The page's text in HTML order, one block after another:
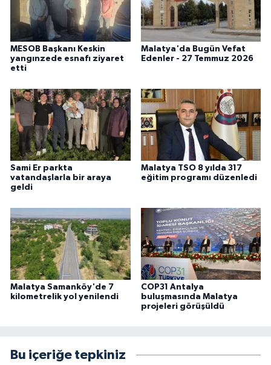
MESOB Başkanı Keskin
yangınzede esnafı ziyaret
etti
Malatya'da Bugün Vefat
Edenler - 27 Temmuz 2026
Sami Er parkta
vatandaşlarla bir araya
geldi
Malatya TSO 8 yılda 317
eğitim programı düzenledi
Malatya Samanköy'de 7
kilometrelik yol yenilendi
COP31 Antalya
buluşmasında Malatya
projeleri görüşüldü
Bu içeriğe tepkiniz